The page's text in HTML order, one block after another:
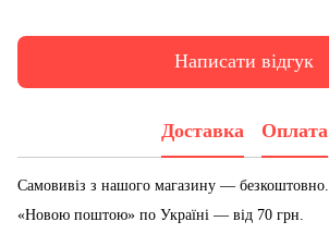
Написати відгук
Доставка Оплата
Самовивіз з нашого магазину — безкоштовно.
«Новою поштою» по Україні — від 70 грн.